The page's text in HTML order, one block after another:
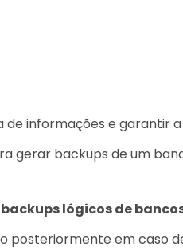
informações e garantir
gerar backups de um
lógicos de
posteriormente em caso